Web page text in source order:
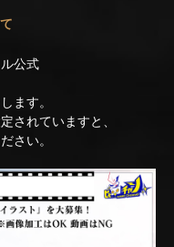
公式
ます。
されていますと、
さい。